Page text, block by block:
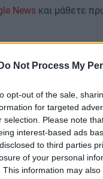
Do Not Process My
opt-out of the sale,
for targeted
selection. Please note
interest-based ads
to third parties
of your personal
This information may
News και μάθετε
ΑΘΛΗΤΙΚΑ
ΑΕΚ: Φιλικό